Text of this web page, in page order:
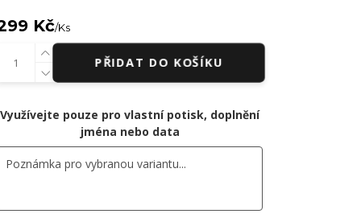
Kč/Ks
PŘIDAT DO KOŠÍKU
Využívejte pouze pro vlastní potisk, doplnění
jména nebo data